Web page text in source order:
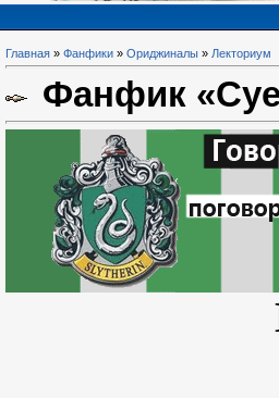
Главная » Фанфики » Ориджиналы » Лекториум
Фанфик